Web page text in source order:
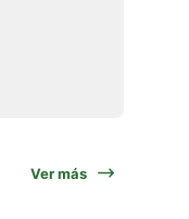
Ver más